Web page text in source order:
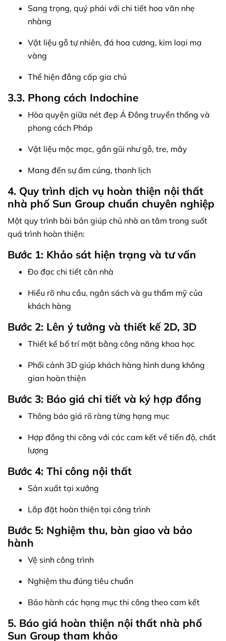
Sang trọng, quý phái với chi tiết hoa văn nhẹ
nhàng
Vật liệu gỗ tự nhiên, đá hoa cương, kim loại mạ
vàng
Thể hiện đẳng cấp gia chủ
3.3. Phong cách Indochine
Hòa quyện giữa nét đẹp Á Đông truyền thống và
phong cách Pháp
Vật liệu mộc mạc, gần gũi như gỗ, tre, mây
Mang đến sự ấm cúng, thanh lịch
4. Quy trình dịch vụ hoàn thiện nội thất
nhà phố Sun Group chuẩn chuyên nghiệp
Một quy trình bài bản giúp chủ nhà an tâm trong suốt
quá trình hoàn thiện:
Bước 1: Khảo sát hiện trạng và tư vấn
Đo đạc chi tiết căn nhà
Hiểu rõ nhu cầu, ngân sách và gu thẩm mỹ của
khách hàng
Bước 2: Lên ý tưởng và thiết kế 2D, 3D
Thiết kế bố trí mặt bằng công năng khoa học
Phối cảnh 3D giúp khách hàng hình dung không
gian hoàn thiện
Bước 3: Báo giá chi tiết và ký hợp đồng
Thông báo giá rõ ràng từng hạng mục
Hợp đồng thi công với các cam kết về tiến độ, chất
lượng
Bước 4: Thi công nội thất
Sản xuất tại xưởng
Lắp đặt hoàn thiện tại công trình
Bước 5: Nghiệm thu, bàn giao và bảo
hành
Vệ sinh công trình
Nghiệm thu đúng tiêu chuẩn
Bảo hành các hạng mục thi công theo cam kết
5. Báo giá hoàn thiện nội thất nhà phố
Sun Group tham khảo